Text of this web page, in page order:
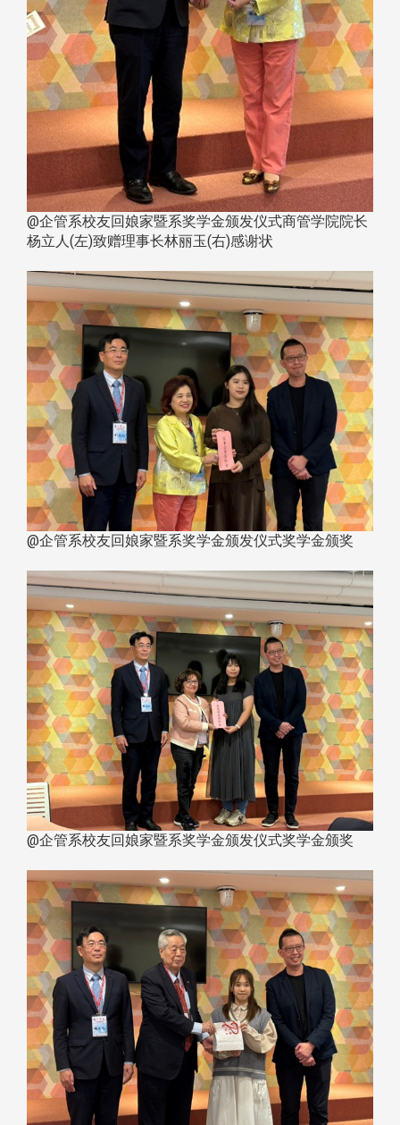
@企管系校友回娘家暨系奖学金颁发仪式商管学院院长
杨立人(左)致赠理事长林丽玉(右)感谢状
@企管系校友回娘家暨系奖学金颁发仪式奖学金颁奖
@企管系校友回娘家暨系奖学金颁发仪式奖学金颁奖